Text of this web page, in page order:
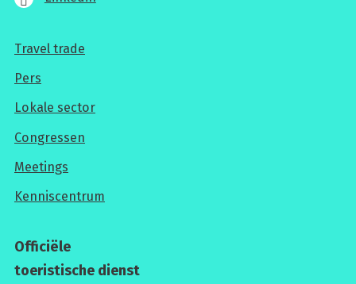
Voor
professionals
Travel trade
Pers
Lokale sector
Congressen
Meetings
Kenniscentrum
Officiële
toeristische dienst